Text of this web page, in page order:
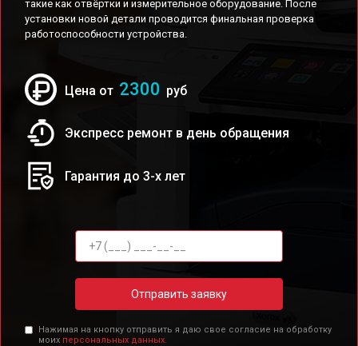
такие как отвёртки и измерительное оборудование. После
установки новой детали проводится финальная проверка
работоспособности устройства.
Цена от 2300 руб
Экспресс ремонт в день обращения
Гарантия до 3-х лет
Отправить заявку
Нажимая на кнопку отправить я даю свое согласие на обработку
моих персональных данных.